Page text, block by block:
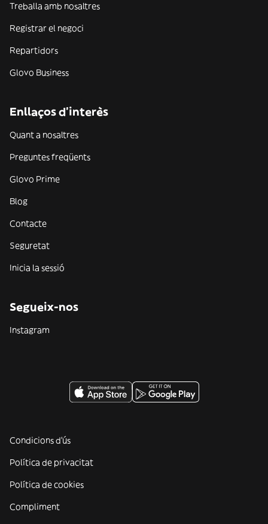
Treballa amb nosaltres
Registrar el negoci
Repartidors
Glovo Business
Enllaços d'interès
Quant a nosaltres
Preguntes freqüents
Glovo Prime
Blog
Contacte
Seguretat
Inicia la sessió
Segueix-nos
Instagram
Condicions d'ús
Política de privacitat
Política de cookies
Compliment